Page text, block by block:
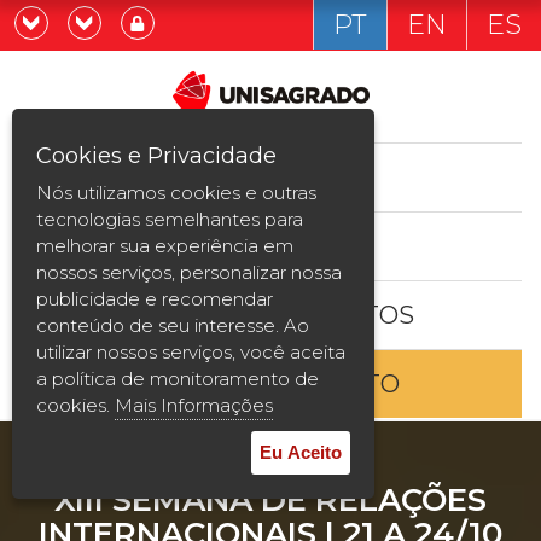
Graduação
Pós-graduação e MBA
Curta Duração
Vestibular
2ª Graduação
Transferência
Reingresso
Já sou estudande
Quero ser estudante
PT EN ES
ESTUDE AQUI
BOLSAS E DESCONTOS
ENTRE EM CONTATO
XIII SEMANA DE RELAÇÕES
Cookies e Privacidade
Nós utilizamos cookies e outras
tecnologias semelhantes para
melhorar sua experiência em
nossos serviços, personalizar nossa
publicidade e recomendar
conteúdo de seu interesse. Ao
utilizar nossos serviços, você aceita
a política de monitoramento de
cookies. Mais Informações
Eu Aceito